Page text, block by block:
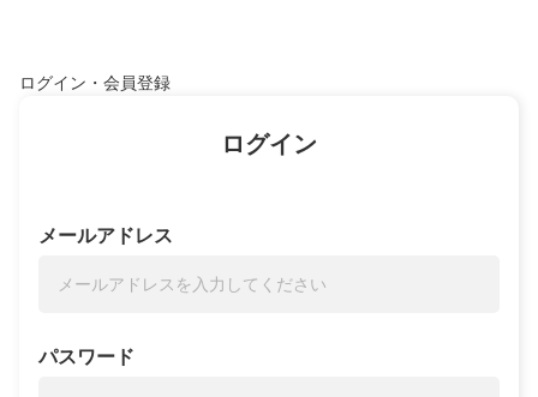
ログイン・会員登録
ログイン
メールアドレス
パスワード